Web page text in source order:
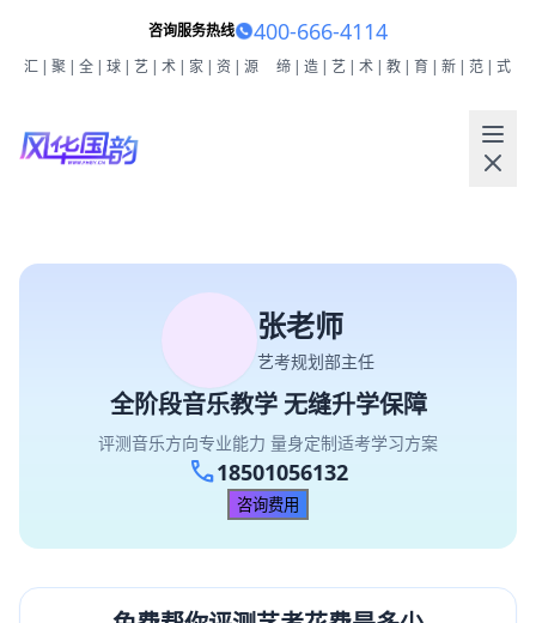
咨询服务热线 400-666-4114
汇|聚|全|球|艺|术|家|资|源 缔|造|艺|术|教|育|新|范|式
张老师
艺考规划部主任
全阶段音乐教学 无缝升学保障
评测音乐方向专业能力 量身定制适考学习方案
call18501056132
咨询费用